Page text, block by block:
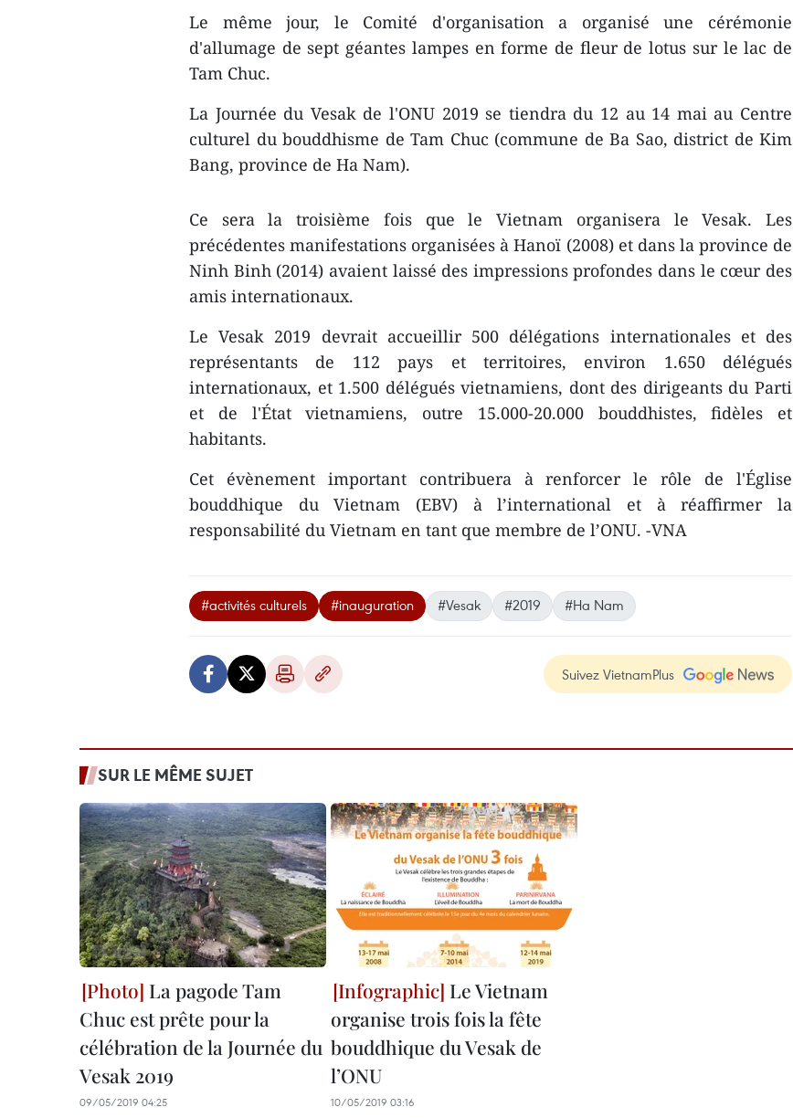
Le même jour, le Comité d'organisation a organisé une cérémonie
d'allumage de sept géantes lampes en forme de fleur de lotus sur le lac de
Tam Chuc.
La Journée du Vesak de l'ONU 2019 se tiendra du 12 au 14 mai au Centre
culturel du bouddhisme de Tam Chuc (commune de Ba Sao, district de Kim
Bang, province de Ha Nam).
Ce sera la troisième fois que le Vietnam organisera le Vesak. Les
précédentes manifestations organisées à Hanoï (2008) et dans la province de
Ninh Binh (2014) avaient laissé des impressions profondes dans le cœur des
amis internationaux.
Le Vesak 2019 devrait accueillir 500 délégations internationales et des
représentants de 112 pays et territoires, environ 1.650 délégués
internationaux, et 1.500 délégués vietnamiens, dont des dirigeants du Parti
et de l'État vietnamiens, outre 15.000-20.000 bouddhistes, fidèles et
habitants.
Cet évènement important contribuera à renforcer le rôle de l'Église
bouddhique du Vietnam (EBV) à l’international et à réaffirmer la
responsabilité du Vietnam en tant que membre de l’ONU. -VNA
#activités culturels #inauguration #Vesak #2019 #Ha Nam
Suivez VietnamPlus
SUR LE MÊME SUJET
La pagode Tam
Chuc est prête pour la
célébration de la Journée du
Vesak 2019
09/05/2019 04:25
Le Vietnam
organise trois fois la fête
bouddhique du Vesak de
l’ONU
10/05/2019 03:16